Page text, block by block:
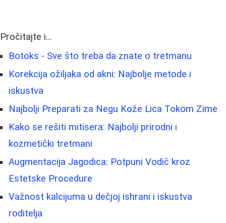
Pročitajte i...
Botoks - Sve što treba da znate o tretmanu
Korekcija ožiljaka od akni: Najbolje metode i
iskustva
Najbolji Preparati za Negu Kože Lica Tokom Zime
Kako se rešiti mitisera: Najbolji prirodni i
kozmetički tretmani
Augmentacija Jagodica: Potpuni Vodič kroz
Estetske Procedure
Važnost kalcijuma u dečjoj ishrani i iskustva
roditelja